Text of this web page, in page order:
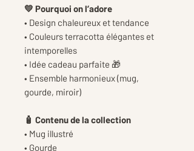
💛 Pourquoi on l’adore
• Design chaleureux et tendance
• Couleurs terracotta élégantes et
intemporelles
• Idée cadeau parfaite 🎁
• Ensemble harmonieux (mug,
gourde, miroir)
🧴 Contenu de la collection
• Mug illustré
• Gourde